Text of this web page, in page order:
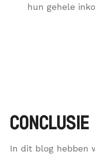
hun gehele
CONCLUSIE
In dit blog hebben